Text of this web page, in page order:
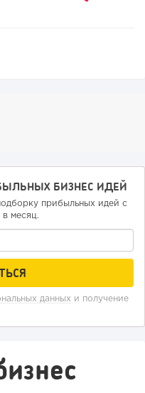
франшиз общепита для
БИЗНЕС ИДЕЙ
прибыльных идей с
месяц.
данных и получение